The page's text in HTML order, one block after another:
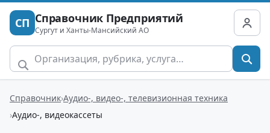
СП Справочник Предприятий
Сургут и Ханты-Мансийский АО
Справочник Аудио-, видео-, телевизионная техника
Аудио-, видеокассеты